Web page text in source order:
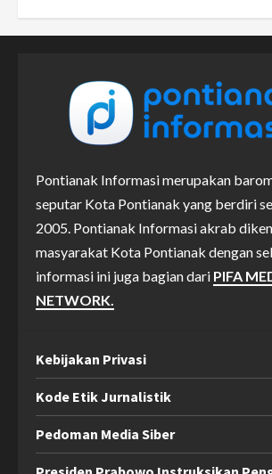
Pontianak Informasi merupakan
seputar Kota Pontianak yang berdiri
2005. Pontianak Informasi akrab
masyarakat Kota Pontianak dengan
informasi ini juga bagian dari PIFA
NETWORK.
Kebijakan Privasi
Kode Etik Jurnalistik
Pedoman Media Siber